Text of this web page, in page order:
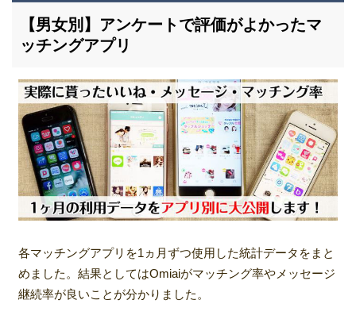
【男女別】アンケートで評価がよかったマ
ッチングアプリ
各マッチングアプリを1ヵ月ずつ使用した統計データをまと
めました。結果としてはOmiaiがマッチング率やメッセージ
継続率が良いことが分かりました。